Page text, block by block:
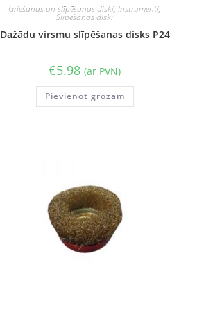
Griešanas un slīpēšanas diski,Instrumenti,
Slīpēšanas diski
Dažādu virsmu slīpēšanas disks P24
€5.98 (ar PVN)
Pievienot grozam